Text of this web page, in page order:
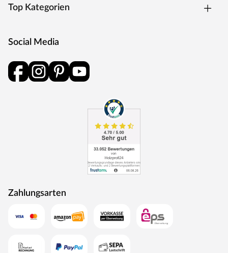
Top Kategorien
Social Media
Zahlungsarten